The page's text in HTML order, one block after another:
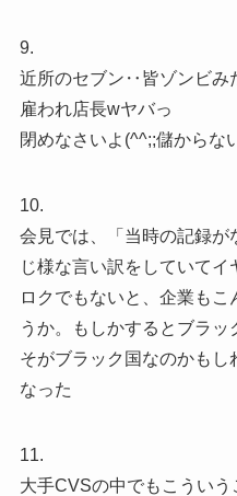
9.
近所のセブン‥皆ゾンビみ
雇われ店長wヤバっ
閉めなさいよ(^^;;儲からな
10.
会見では、「当時の記録が
じ様な言い訳をしていて
ロクでもないと、企業も
うか。もしかするとブラッ
そがブラック国なのかもし
なった
11.
大手CVSの中でもこうい